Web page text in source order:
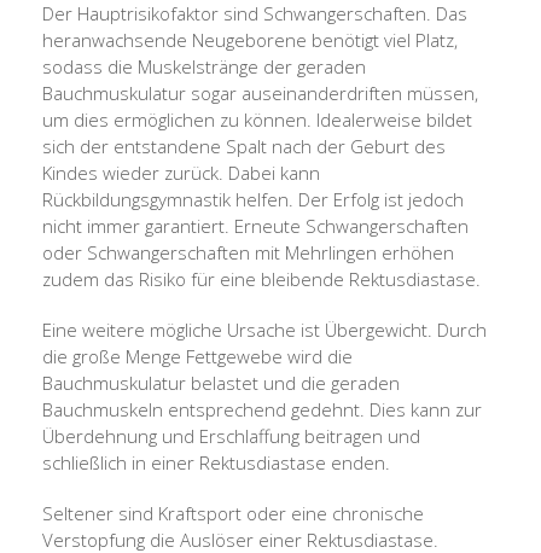
Der Hauptrisikofaktor sind Schwangerschaften. Das
heranwachsende Neugeborene benötigt viel Platz,
sodass die Muskelstränge der geraden
Bauchmuskulatur sogar auseinanderdriften müssen,
um dies ermöglichen zu können. Idealerweise bildet
sich der entstandene Spalt nach der Geburt des
Kindes wieder zurück. Dabei kann
Rückbildungsgymnastik helfen. Der Erfolg ist jedoch
nicht immer garantiert. Erneute Schwangerschaften
oder Schwangerschaften mit Mehrlingen erhöhen
zudem das Risiko für eine bleibende Rektusdiastase.
Eine weitere mögliche Ursache ist Übergewicht. Durch
die große Menge Fettgewebe wird die
Bauchmuskulatur belastet und die geraden
Bauchmuskeln entsprechend gedehnt. Dies kann zur
Überdehnung und Erschlaffung beitragen und
schließlich in einer Rektusdiastase enden.
Seltener sind Kraftsport oder eine chronische
Verstopfung die Auslöser einer Rektusdiastase.